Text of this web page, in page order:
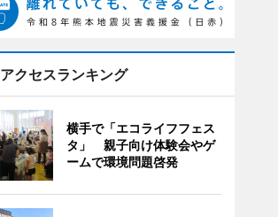
アクセスランキング
横手で「エコライフフェス
タ」 親子向け体験会やゲ
ームで環境問題啓発